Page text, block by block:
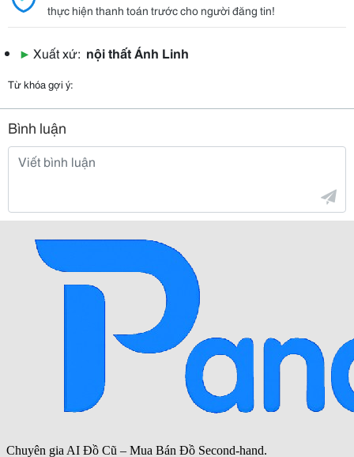
thực hiện thanh toán trước cho người đăng tin!
▶ Xuất xứ: nội thất Ánh Linh
Từ khóa gợi ý:
Bình luận